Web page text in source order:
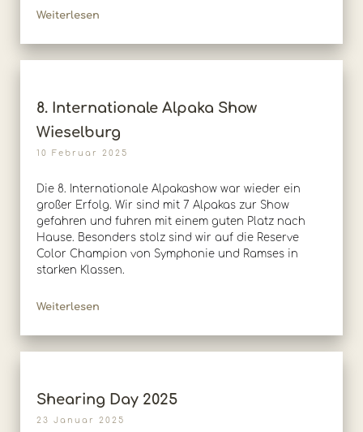
Weiterlesen
8. Internationale Alpaka Show
Wieselburg
10 Februar 2025
Die 8. Internationale Alpakashow war wieder ein
großer Erfolg. Wir sind mit 7 Alpakas zur Show
gefahren und fuhren mit einem guten Platz nach
Hause. Besonders stolz sind wir auf die Reserve
Color Champion von Symphonie und Ramses in
starken Klassen.
Weiterlesen
Shearing Day 2025
23 Januar 2025